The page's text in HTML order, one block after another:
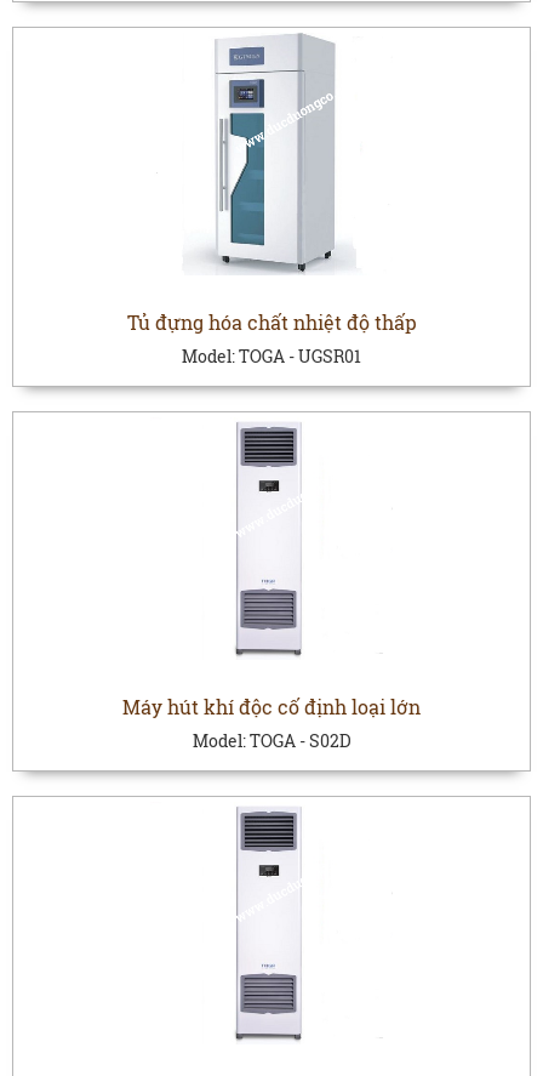
Tủ đựng hóa chất nhiệt độ thấp
Model:TOGA - UGSR01
Máy hút khí độc cố định loại lớn
Model:TOGA - S02D